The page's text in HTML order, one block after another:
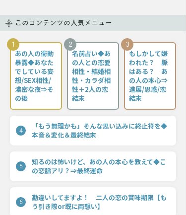
このコンテンツの人気メニュー
1
あの人の衝動
暴露◆あなた
でしている妄
想/SEX相性/
濃密な夜⇒そ
の後
2
名前占い◆あ
の人との恋愛
相性・結婚相
性・カラダ相
性＋2人の恋
結末
3
もしかして嫌
われた？ 脈
はある？ あ
の人の本心⇒
進展/思惑/恋
結末
4
「もう無理かも」そんな思い込みに終止符を◆
本音＆変化＆最終結末
5
知るのは怖いけど、あの人の本心を教えて◆こ
の恋脈アリ？⇒最終運命
6
勘違いしてますよ！ 二人の恋の賞味期限【も
う引き際or既に両想い】